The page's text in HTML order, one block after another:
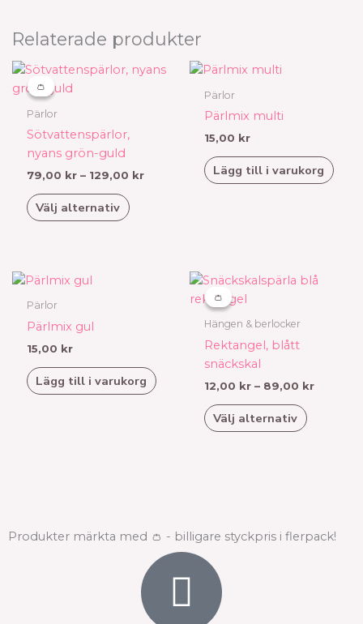
Relaterade produkter
👛
👛
Pärlor
Sötvattenspärlor,
nyans grön-guld
79,00 kr – 129,00 kr
Prisintervall:
Välj alternativ
Den
här
produkten
flera
varianter.
De
olika
alternativen
på
Pärlor
Pärlmix multi
15,00 kr
Lägg till i varukorg
Pärlor
Pärlmix gul
15,00 kr
Lägg till i varukorg
👛
👛
Hängen & berlocker
Rektangel, blått
snäckskal
12,00 kr – 89,00 kr
Välj alternativ
Den
här
produkten
flera
varianter.
De
olika
alternativen
Produkter märkta med 👛 - billigare styckpris i flerpack!